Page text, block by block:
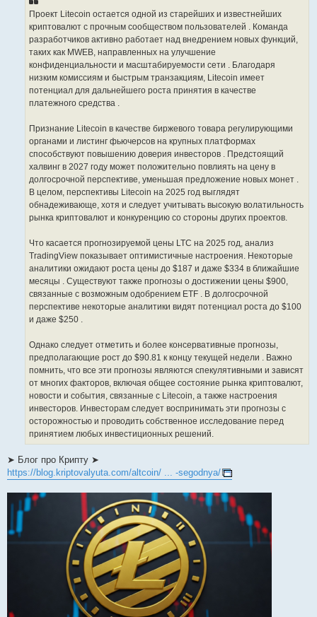
Проект Litecoin остается одной из старейших и известнейших
криптовалют с прочным сообществом пользователей . Команда
разработчиков активно работает над внедрением новых функций,
таких как MWEB, направленных на улучшение
конфиденциальности и масштабируемости сети . Благодаря
низким комиссиям и быстрым транзакциям, Litecoin имеет
потенциал для дальнейшего роста принятия в качестве
платежного средства .
Признание Litecoin в качестве биржевого товара регулирующими
органами и листинг фьючерсов на крупных платформах
способствуют повышению доверия инвесторов . Предстоящий
халвинг в 2027 году может положительно повлиять на цену в
долгосрочной перспективе, уменьшая предложение новых монет .
В целом, перспективы Litecoin на 2025 год выглядят
обнадеживающе, хотя и следует учитывать высокую волатильность
рынка криптовалют и конкуренцию со стороны других проектов.
Что касается прогнозируемой цены LTC на 2025 год, анализ
TradingView показывает оптимистичные настроения. Некоторые
аналитики ожидают роста цены до $187 и даже $334 в ближайшие
месяцы . Существуют также прогнозы о достижении цены $900,
связанные с возможным одобрением ETF . В долгосрочной
перспективе некоторые аналитики видят потенциал роста до $100
и даже $250 .
Однако следует отметить и более консервативные прогнозы,
предполагающие рост до $90.81 к концу текущей недели . Важно
помнить, что все эти прогнозы являются спекулятивными и зависят
от многих факторов, включая общее состояние рынка криптовалют,
новости и события, связанные с Litecoin, а также настроения
инвесторов. Инвесторам следует воспринимать эти прогнозы с
осторожностью и проводить собственное исследование перед
принятием любых инвестиционных решений.
➤ Блог про Крипту ➤
https://blog.kriptovalyuta.com/altcoin/ ... -segodnya/